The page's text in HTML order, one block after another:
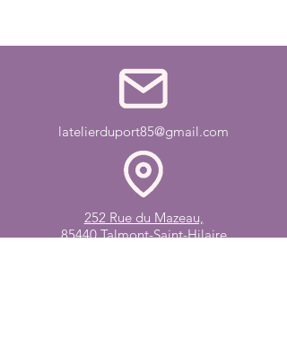
latelierduport85@gmail.com
252 Rue du Mazeau,
85440 Talmont-Saint-Hilaire